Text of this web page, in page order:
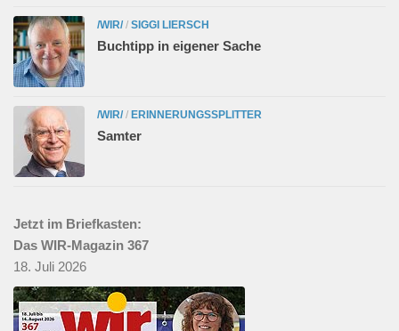
/WIR/ / SIGGI LIERSCH
Buchtipp in eigener Sache
/WIR/ / ERINNERUNGSSPLITTER
Samter
Jetzt im Briefkasten:
Das WIR-Magazin 367
18. Juli 2026